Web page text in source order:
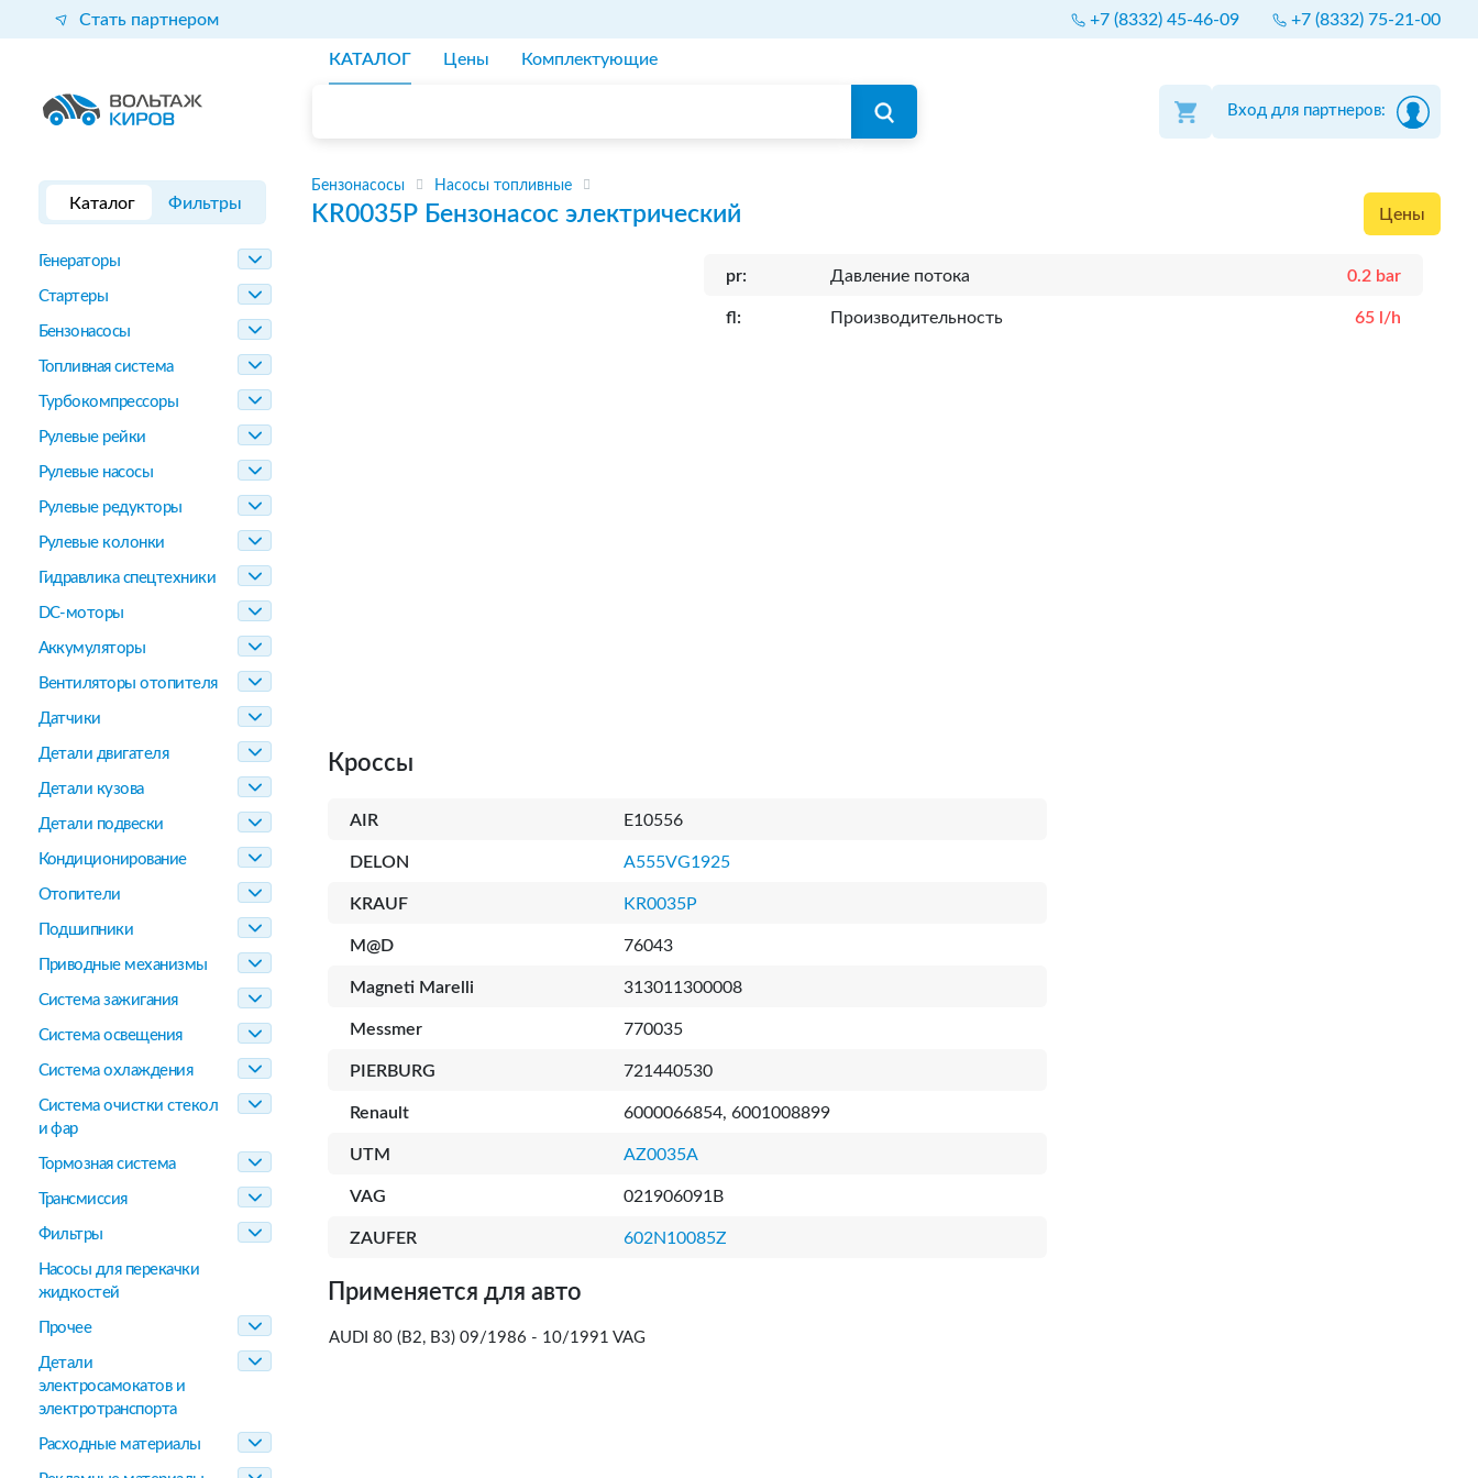
Стать партнером +7 (8332) 45-46-09 +7 (8332) 75-21-00
КАТАЛОГ Цены Комплектующие
Вход для партнеров:
Каталог Фильтры
Генераторы
Стартеры
Бензонасосы
Топливная система
Турбокомпрессоры
Рулевые рейки
Рулевые насосы
Рулевые редукторы
Рулевые колонки
Гидравлика спецтехники
DC-моторы
Аккумуляторы
Вентиляторы отопителя
Датчики
Детали двигателя
Детали кузова
Детали подвески
Кондиционирование
Отопители
Подшипники
Приводные механизмы
Система зажигания
Система освещения
Система охлаждения
Система очистки стекол
и фар
Тормозная система
Трансмиссия
Фильтры
Насосы для перекачки
жидкостей
Прочее
Детали
электросамокатов и
электротранспорта
Расходные материалы
Бензонасосы Насосы топливные
KR0035P Бензонасос электрический Цены
pr: Давление потока 0.2 bar
fl: Производительность 65 l/h
Кроссы
AIR E10556
DELON A555VG1925
KRAUF KR0035P
M@D 76043
Magneti Marelli 313011300008
Messmer 770035
PIERBURG 721440530
Renault 6000066854, 6001008899
UTM AZ0035A
VAG 021906091B
ZAUFER 602N10085Z
Применяется для авто
AUDI 80 (B2, B3) 09/1986 - 10/1991 VAG